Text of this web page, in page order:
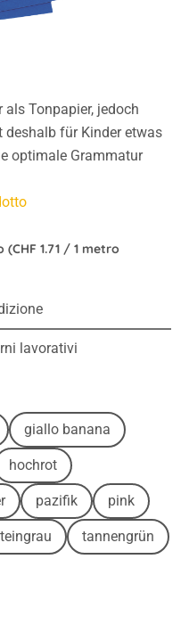
Tonpapier, jedoch
für Kinder etwas
optimale Grammatur
(CHF 1.71 / 1 metro
lavorativi
giallo banana
hochrot
pazifik pink
tannengrün